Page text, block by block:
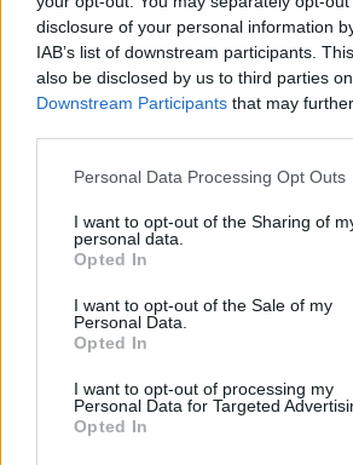
disclosure of your personal information
IAB’s list of downstream participants.
also be disclosed by us to third parties
Downstream Participants that may
Personal Data Processing Opt Outs
I want to opt-out of the Sharing of
personal data.
Opted In
I want to opt-out of the Sale of my
Personal Data.
Opted In
I want to opt-out of processing my
Personal Data for Targeted
Opted In
Pasienio kamerose – neeilinis įvykis: į
atplaukė meška
Meškos mieliau renkasi Lietuvos
vieną atėjusią iš Baltarusijos
pat pastebėtos ir šiuose rajonuose
Žinios | Lietuvos diena